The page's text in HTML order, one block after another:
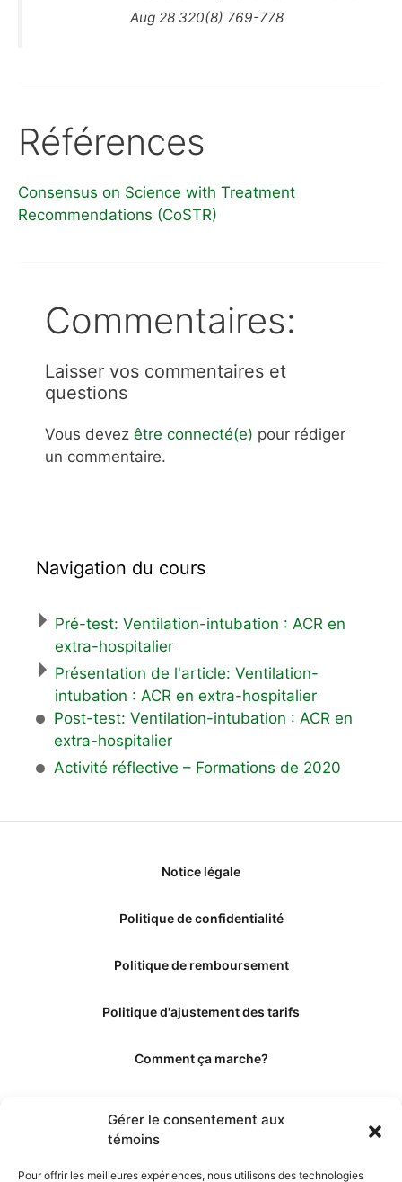
Gérer le consentement aux
témoins
Pour offrir les meilleures expériences, nous utilisons des technologies
Aug 28 320(8) 769-778
Références
Consensus on Science with Treatment
Recommendations (CoSTR)
Commentaires:
Laisser vos commentaires et
questions
Vous devez être connecté(e) pour rédiger
un commentaire.
Navigation du cours
Pré-test: Ventilation-intubation : ACR en
extra-hospitalier
Présentation de l'article: Ventilation-
intubation : ACR en extra-hospitalier
Post-test: Ventilation-intubation : ACR en
extra-hospitalier
Activité réflective – Formations de 2020
Notice légale
Politique de confidentialité
Politique de remboursement
Politique d'ajustement des tarifs
Comment ça marche?